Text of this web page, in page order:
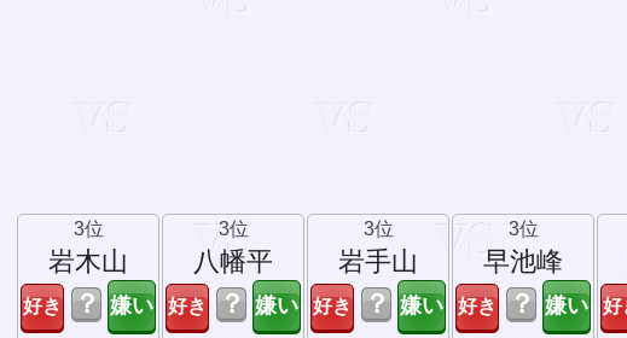
3位
岩木山
？
3位
八幡平
？
3位
岩手山
？
3位
早池峰
？